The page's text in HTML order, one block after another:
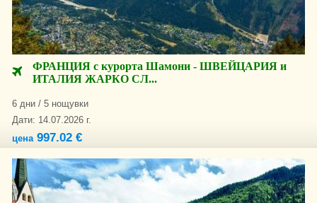
ФРАНЦИЯ с курорта Шамони - ШВЕЙЦАРИЯ и
ИТАЛИЯ ЖАРКО СЛ...
6 дни / 5 нощувки
Дати: 14.07.2026 г.
цена997.02 €